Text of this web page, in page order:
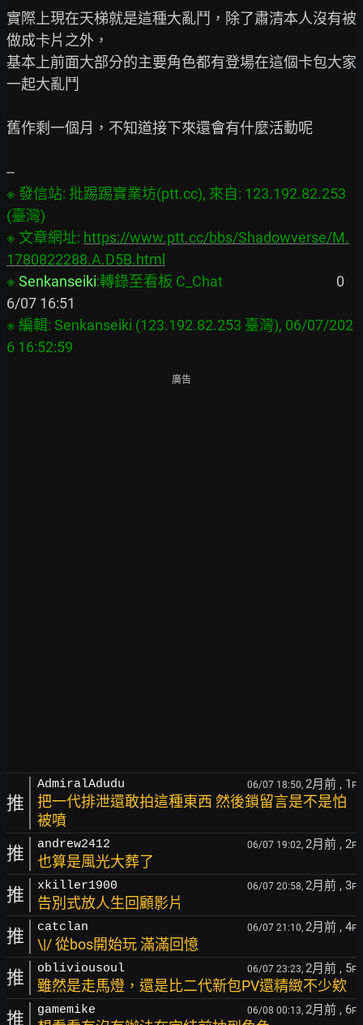
實際上現在天梯就是這種大亂鬥，除了肅清本人沒有被
做成卡片之外，
基本上前面大部分的主要角色都有登場在這個卡包大家
一起大亂鬥
舊作剩一個月，不知道接下來還會有什麼活動呢
※ 發信站: 批踢踢實業坊(ptt.cc), 來自: 123.192.82.253
(臺灣)
※ 文章網址: https://www.ptt.cc/bbs/Shadowverse/M.
1780822288.A.D5B.html
※ Senkanseiki:轉錄至看板 C_Chat
                                   0
※ 編輯: Senkanseiki (123.192.82.253 臺灣), 06/07/202
廣告
推
AdmiralAdudu 06/07 18:50, 2月前 , 1 F
把一代排泄還敢拍這種東西 然後鎖留言是不是怕
被噴
推 andrew2412 06/07 19:02, 2月前 , 2F
也算是風光大葬了
推 xkiller1900 06/07 20:58, 2月前 , 3F
告別式放人生回顧影片
推 catclan 06/07 21:10, 2月前 , 4F
\|/ 從bos開始玩 滿滿回憶
推 obliviousoul 06/07 23:23, 2月前 , 5F
雖然是走馬燈，還是比二代新包PV還精緻不少欸
推 gamemike 06/08 00:13, 2月前 , 6F